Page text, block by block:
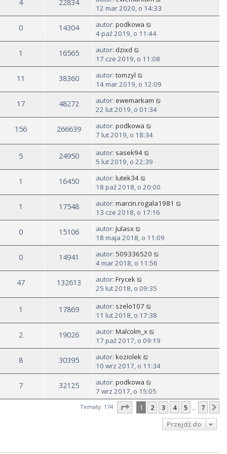
4 22834
12 mar 2020, o 14:33
0 14304 autor: podkowa
4 paź 2019, o 11:44
1 16565 autor: dzixd
17 cze 2019, o 11:08
11 38360 autor: tomzyl
14 mar 2019, o 12:09
17 48272 autor: ewemarkam
22 lut 2019, o 01:34
156 266639 autor: podkowa
7 lut 2019, o 18:34
5 24950 autor: sasek94
5 lut 2019, o 22:39
1 16450 autor: lutek34
18 paź 2018, o 20:00
1 17548 autor: marcin.rogala1981
13 cze 2018, o 17:16
0 15106 autor: Julasx
18 maja 2018, o 11:09
0 14941 autor: 509336520
4 mar 2018, o 11:56
47 132613 autor: Frycek
25 lut 2018, o 09:35
1 17869 autor: szelo107
11 lut 2018, o 17:38
2 19026 autor: Malcolm_x
17 paź 2017, o 09:19
8 30395 autor: koziolek
10 wrz 2017, o 11:34
7 32125 autor: podkowa
7 wrz 2017, o 15:05
Tematy: 174 Strona1 z7
1 2 3 4 5 7
Przejdź do